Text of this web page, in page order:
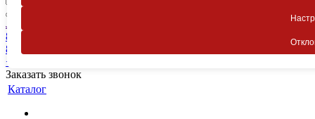
Личный кабинет
8-800-775-59-89
8-800-775-59-89
+7 918 754-83-77
Заказать звонок
Каталог